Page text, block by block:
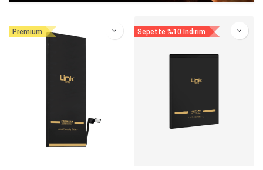
Premium Sepette %10 İndirim